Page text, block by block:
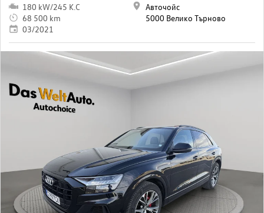
180 kW/245 K.C
68 500 km
03/2021
Авточойс
5000 Велико Търново